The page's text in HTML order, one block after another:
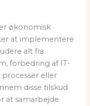
økonomisk
at implementere
alt fra
forbedring af IT-
eller
disse tilskud
at samarbejde